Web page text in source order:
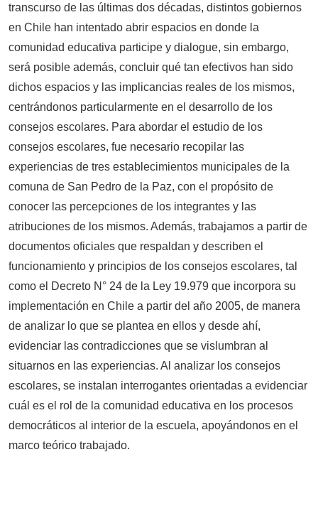
transcurso de las últimas dos décadas, distintos gobiernos
en Chile han intentado abrir espacios en donde la
comunidad educativa participe y dialogue, sin embargo,
será posible además, concluir qué tan efectivos han sido
dichos espacios y las implicancias reales de los mismos,
centrándonos particularmente en el desarrollo de los
consejos escolares. Para abordar el estudio de los
consejos escolares, fue necesario recopilar las
experiencias de tres establecimientos municipales de la
comuna de San Pedro de la Paz, con el propósito de
conocer las percepciones de los integrantes y las
atribuciones de los mismos. Además, trabajamos a partir de
documentos oficiales que respaldan y describen el
funcionamiento y principios de los consejos escolares, tal
como el Decreto N° 24 de la Ley 19.979 que incorpora su
implementación en Chile a partir del año 2005, de manera
de analizar lo que se plantea en ellos y desde ahí,
evidenciar las contradicciones que se vislumbran al
situarnos en las experiencias. Al analizar los consejos
escolares, se instalan interrogantes orientadas a evidenciar
cuál es el rol de la comunidad educativa en los procesos
democráticos al interior de la escuela, apoyándonos en el
marco teórico trabajado.